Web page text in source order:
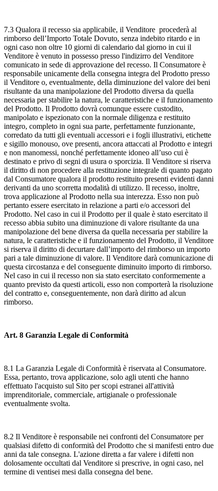
7.3 Qualora il recesso sia applicabile, il Venditore procederà al
rimborso dell’Importo Totale Dovuto, senza indebito ritardo e in
ogni caso non oltre 10 giorni di calendario dal giorno in cui il
Venditore è venuto in possesso presso l'indizirro del Venditore
comunicato in sede di approvazione del recesso. Il Consumatore è
responsabile unicamente della consegna integra del Prodotto presso
il Venditore o, eventualmente, della diminuzione del valore dei beni
risultante da una manipolazione del Prodotto diversa da quella
necessaria per stabilire la natura, le caratteristiche e il funzionamento
del Prodotto. Il Prodotto dovrà comunque essere custodito,
manipolato e ispezionato con la normale diligenza e restituito
integro, completo in ogni sua parte, perfettamente funzionante,
corredato da tutti gli eventuali accessori e i fogli illustrativi, etichette
e sigillo monouso, ove presenti, ancora attaccati al Prodotto e integri
e non manomessi, nonché perfettamente idoneo all’uso cui è
destinato e privo di segni di usura o sporcizia. Il Venditore si riserva
il diritto di non procedere alla restituzione integrale di quanto pagato
dal Consumatore qualora il prodotto restituito presenti evidenti danni
derivanti da uno scorretta modalità di utilizzo. Il recesso, inoltre,
trova applicazione al Prodotto nella sua interezza. Esso non può
pertanto essere esercitato in relazione a parti e/o accessori del
Prodotto. Nel caso in cui il Prodotto per il quale è stato esercitato il
recesso abbia subito una diminuzione di valore risultante da una
manipolazione del bene diversa da quella necessaria per stabilire la
natura, le caratteristiche e il funzionamento del Prodotto, il Venditore
si riserva il diritto di decurtare dall’importo del rimborso un importo
pari a tale diminuzione di valore. Il Venditore darà comunicazione di
questa circostanza e del conseguente diminuito importo di rimborso.
Nel caso in cui il recesso non sia stato esercitato conformemente a
quanto previsto da questi articoli, esso non comporterà la risoluzione
del contratto e, conseguentemente, non darà diritto ad alcun
rimborso.
Art. 8 Garanzia Legale di Conformità
8.1 La Garanzia Legale di Conformità è riservata al Consumatore.
Essa, pertanto, trova applicazione, solo agli utenti che hanno
effettuato l'acquisto sul Sito per scopi estranei all'attività
imprenditoriale, commerciale, artigianale o professionale
eventualmente svolta.
8.2 Il Venditore è responsabile nei confronti del Consumatore per
qualsiasi difetto di conformità del Prodotto che si manifesti entro due
anni da tale consegna. L'azione diretta a far valere i difetti non
dolosamente occultati dal Venditore si prescrive, in ogni caso, nel
termine di ventisei mesi dalla consegna del bene.